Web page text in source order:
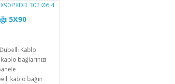
5X90
Kablo
bağlarınızı
kablo bağın